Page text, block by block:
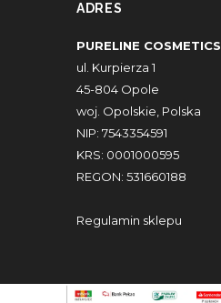
ADRES
PURELINE COSMETICS
ul. Kurpierza 1
45-804 Opole
woj. Opolskie, Polska
NIP: 7543354591
KRS: 0001000595
REGON: 531660188
Regulamin sklepu